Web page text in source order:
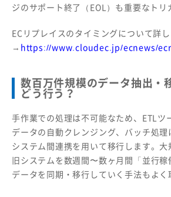
ジのサポート終了（EOL）も重要なトリ
ECリプレイスのタイミングについて詳
→ https://www.cloudec.jp/ecnews/
数百万件規模のデータ抽出・
どう行う？
手作業での処理は不可能なため、ETLツ
データの自動クレンジング、バッチ処
システム間連携を用いて移行します。
旧システムを数週間〜数ヶ月間「並行稼
データを同期・移行していく手法もよく